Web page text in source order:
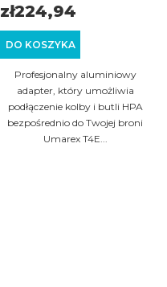
DO KOSZYKA
zł224,94
Profesjonalny aluminiowy
adapter, który umożliwia
podłączenie kolby i butli HPA
bezpośrednio do Twojej broni
Umarex T4E...